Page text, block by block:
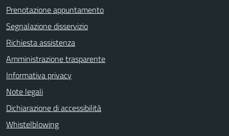
Prenotazione appuntamento
Segnalazione disservizio
Richiesta assistenza
Amministrazione trasparente
Informativa privacy
Note legali
Dichiarazione di accessibilità
Whistelblowing